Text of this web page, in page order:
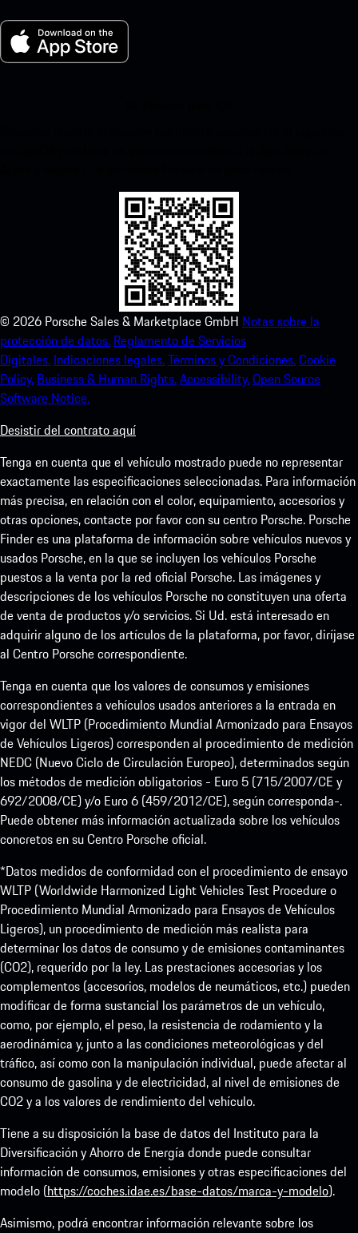
© 2026 Porsche Sales & Marketplace GmbH Notas sobre la
protección de datos. Reglamento de Servicios
Digitales. Indicaciones legales.Términos y Condiciones.Cookie
Policy. Business & Human Rights.Accessibility.Open Source
Software Notice.
Desistir del contrato aquí
Tenga en cuenta que el vehículo mostrado puede no representar
exactamente las especificaciones seleccionadas. Para información
más precisa, en relación con el color, equipamiento, accesorios y
otras opciones, contacte por favor con su centro Porsche. Porsche
Finder es una plataforma de información sobre vehículos nuevos y
usados Porsche, en la que se incluyen los vehículos Porsche
puestos a la venta por la red oficial Porsche. Las imágenes y
descripciones de los vehículos Porsche no constituyen una oferta
de venta de productos y/o servicios. Si Ud. está interesado en
adquirir alguno de los artículos de la plataforma, por favor, diríjase
al Centro Porsche correspondiente.
Tenga en cuenta que los valores de consumos y emisiones
correspondientes a vehículos usados anteriores a la entrada en
vigor del WLTP (Procedimiento Mundial Armonizado para Ensayos
de Vehículos Ligeros) corresponden al procedimiento de medición
NEDC (Nuevo Ciclo de Circulación Europeo), determinados según
los métodos de medición obligatorios - Euro 5 (715/2007/CE y
692/2008/CE) y/o Euro 6 (459/2012/CE), según corresponda-.
Puede obtener más información actualizada sobre los vehículos
concretos en su Centro Porsche oficial.
*Datos medidos de conformidad con el procedimiento de ensayo
WLTP (Worldwide Harmonized Light Vehicles Test Procedure o
Procedimiento Mundial Armonizado para Ensayos de Vehículos
Ligeros), un procedimiento de medición más realista para
determinar los datos de consumo y de emisiones contaminantes
(CO2), requerido por la ley. Las prestaciones accesorias y los
complementos (accesorios, modelos de neumáticos, etc.) pueden
modificar de forma sustancial los parámetros de un vehículo,
como, por ejemplo, el peso, la resistencia de rodamiento y la
aerodinámica y, junto a las condiciones meteorológicas y del
tráfico, así como con la manipulación individual, puede afectar al
consumo de gasolina y de electricidad, al nivel de emisiones de
CO2 y a los valores de rendimiento del vehículo.
Tiene a su disposición la base de datos del Instituto para la
Diversificación y Ahorro de Energía donde puede consultar
información de consumos, emisiones y otras especificaciones del
modelo (https://coches.idae.es/base-datos/marca-y-modelo).
Asimismo, podrá encontrar información relevante sobre los